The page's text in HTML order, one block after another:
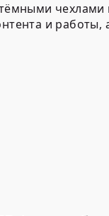
чехлами
и работы,